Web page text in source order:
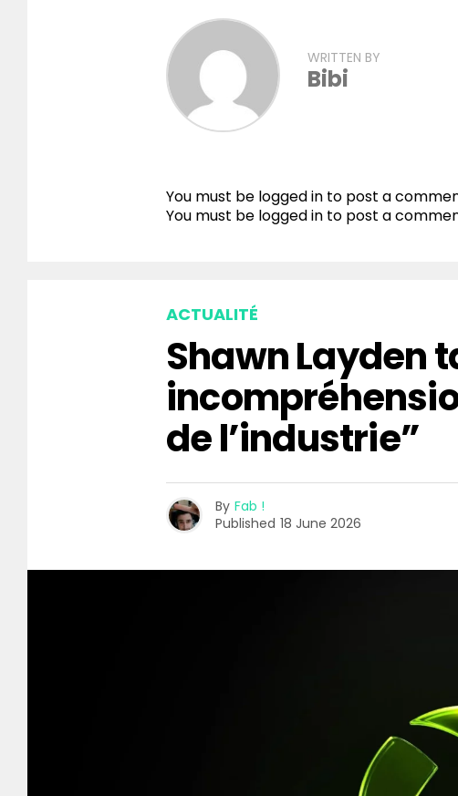
WRITTEN BY
Bibi
You must be logged in to post a
You must be logged in to post a
ACTUALITÉ
Shawn Layden
de l’industrie”
By Fab !
Published 18 June 2026